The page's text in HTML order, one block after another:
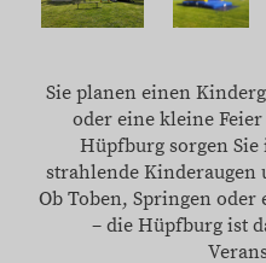
Sie planen einen
oder eine kleine
Hüpfburg sorgen
strahlende Kinderaugen
Ob Toben, Springen oder
– die Hüpfburg ist